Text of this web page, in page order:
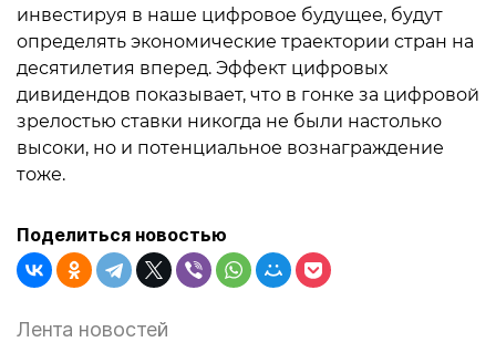
инвестируя в наше цифровое будущее, будут
определять экономические траектории стран на
десятилетия вперед. Эффект цифровых
дивидендов показывает, что в гонке за цифровой
зрелостью ставки никогда не были настолько
высоки, но и потенциальное вознаграждение
тоже.
Поделиться новостью
Лента новостей